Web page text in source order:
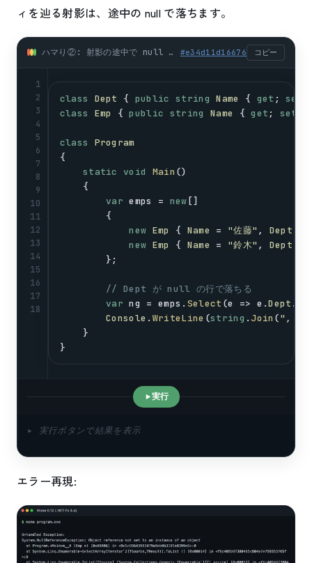
ィを辿る射影は、途中の null で落ちます。
ハマり②: 射影の途中で null を踏んで NullReferenceException (csharp) #e34d11d16676 コピー
1
2
3
4
5
6
7
8
9
10
11
12
13
14
15
16
17
18
class Dept { public string Name { get ; set
class
Emp { public string Name { get ; set
class
Program
{
static void Main ()
    {
var emps = new []
        {
new Emp { Name = "佐藤" , Dept
new Emp { Name = "鈴木" , Dept
        };
// Dept が null の行で落ちる
var ng = emps . Select (e => e .Dept .
Console . WriteLine (string .Join (", "
    }
}
実行
▸ 実行ボタンで結果を表示
エラー再現: